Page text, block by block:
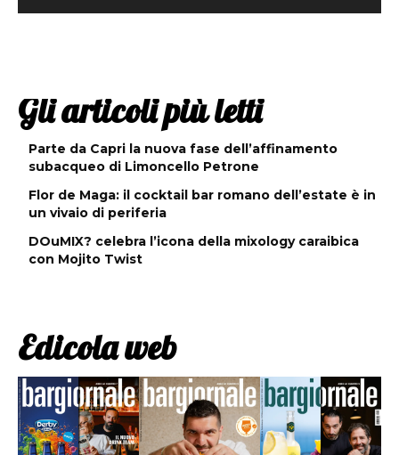
Gli articoli più letti
Parte da Capri la nuova fase dell’affinamento
subacqueo di Limoncello Petrone
Flor de Maga: il cocktail bar romano dell’estate è in
un vivaio di periferia
DOuMIX? celebra l’icona della mixology caraibica
con Mojito Twist
Edicola web